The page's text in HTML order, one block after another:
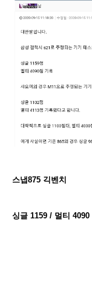
스냅875 긱벤치
싱글 1159 / 멀티